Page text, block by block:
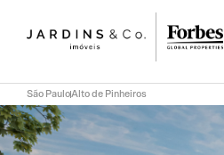
São PauloAlto de Pinheiros
Compartilhar